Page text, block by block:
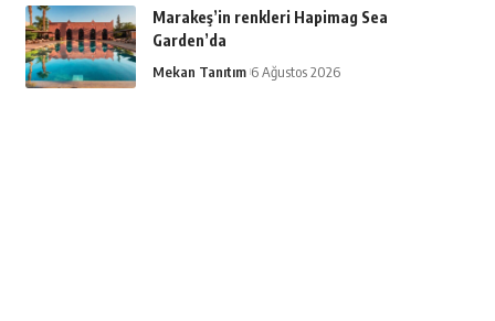
Marakeş’in renkleri Hapimag Sea
Garden’da
Mekan Tanıtım 6 Ağustos 2026